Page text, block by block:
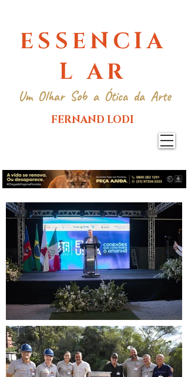
ESSENCIA
L AR
Um Olhar Sob a Ótica da Arte
FERNAND LODI